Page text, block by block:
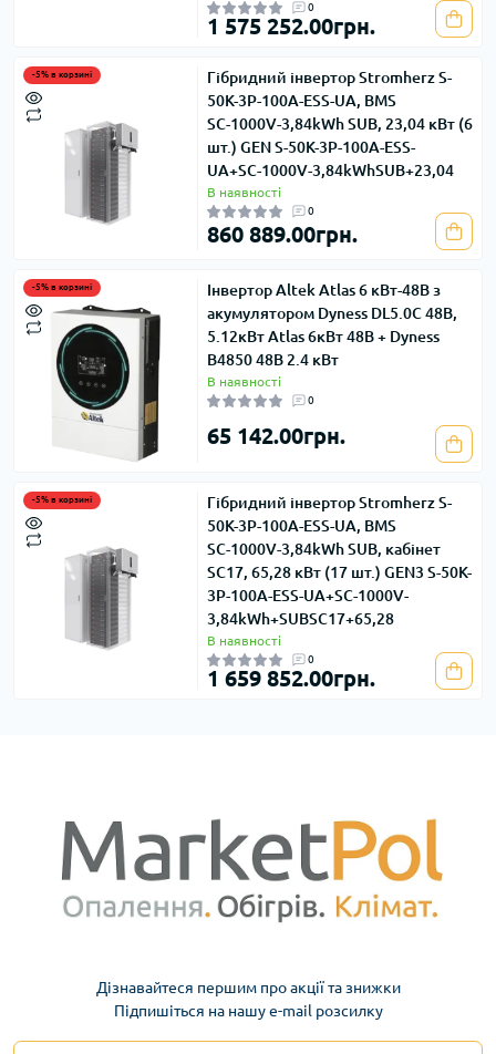
0
1 575 252.00грн.
-5% в корзині
Гібридний інвертор Stromherz S-
50K-3Р-100А-ESS-UA, BMS
SС-1000V-3,84kWh SUB, 23,04 кВт (6
шт.) GEN S-50K-3Р-100А-ESS-
UA+SС-1000V-3,84kWhSUB+23,04
В наявності
0
860 889.00грн.
-5% в корзині
Інвертор Altek Atlas 6 кВт-48В з
акумулятором Dyness DL5.0C 48В,
5.12кВт Atlas 6кВт 48В + Dyness
В4850 48В 2.4 кВт
В наявності
0
65 142.00грн.
-5% в корзині
Гібридний інвертор Stromherz S-
50K-3Р-100А-ESS-UA, BMS
SС-1000V-3,84kWh SUB, кабінет
SC17, 65,28 кВт (17 шт.) GEN3 S-50K-
3Р-100А-ESS-UA+SС-1000V-
3,84kWh+SUBSC17+65,28
В наявності
0
1 659 852.00грн.
Дізнавайтеся першим про акції та знижки
Підпишіться на нашу e-mail розсилку